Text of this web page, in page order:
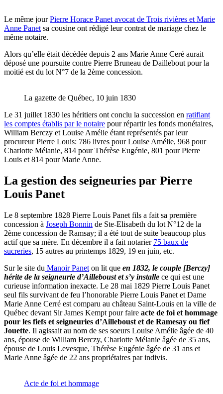
Le même jourPierre Horace Panet avocat de Trois rivières et Marie
Anne Panet sa cousine ont rédigé leur contrat de mariage chez le
même notaire.
Alors qu’elle était décédée depuis 2 ans Marie Anne Ceré aurait
déposé une poursuite contre Pierre Bruneau de Daillebout pour la
moitié est du lot N°7 de la 2ème concession.
La gazette de Québec, 10 juin 1830
Le 31 juillet 1830 les héritiers ont conclu la succession en ratifiant
les comptes établis par le notaire pour répartir les fonds monétaires,
William Berczy et Louise Amélie étant représentés par leur
procureur Pierre Louis: 786 livres pour Louise Amélie, 968 pour
Charlotte Mélanie, 814 pour Thérèse Eugénie, 801 pour Pierre
Louis et 814 pour Marie Anne.
La gestion des seigneuries par Pierre
Louis Panet
Le 8 septembre 1828 Pierre Louis Panet fils a fait sa première
concession à Joseph Bonnin de Ste-Elisabeth du lot N°12 de la
2ème concession de Ramsay; il a été tout de suite beaucoup plus
actif que sa mère. En décembre il a fait notarier 75 baux de
sucreries, 15 autres au printemps 1829, 19 en juin, etc.
Sur le site du Manoir Panet on lit que en 1832, le couple [Berczy]
hérite de la seigneurie d’Ailleboust et s’y installe ce qui est une
curieuse information inexacte. Le 28 mai 1829 Pierre Louis Panet
seul fils survivant de feu l’honorable Pierre Louis Panet et Dame
Marie Anne Cerré est comparu au château Saint-Louis en la ville de
Québec devant Sir James Kempt pour faire acte de foi et hommage
pour les fiefs et seigneuries d’Ailleboust et de Ramesay ou fief
Jouette. Il agissait au nom de ses soeurs Louise Amélie âgée de 40
ans, épouse de William Berczy, Charlotte Mélanie âgée de 35 ans,
épouse de Louis Levesque, Thérèse Eugénie âgée de 31 ans et
Marie Anne âgée de 22 ans propriétaires par indivis.
Acte de foi et hommage